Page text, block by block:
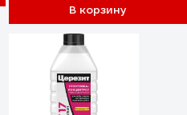
В корзину